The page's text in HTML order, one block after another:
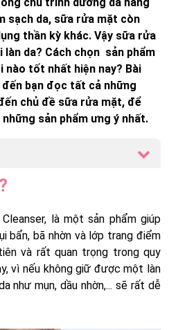
sạch da, sữa rửa mặt còn
thần kỳ khác. Vậy sữa rửa
da? Cách chọn sản phẩm
nào tốt nhất hiện nay? Bài
bạn đọc tất cả những
chủ đề sữa rửa mặt, để
sản phẩm ưng ý nhất.
là một sản phẩm giúp
bẩn, bã nhờn và lớp trang điểm
và rất quan trọng trong quy
vì nếu không giữ được một làn
như mụn, dầu nhờn,... sẽ rất dễ